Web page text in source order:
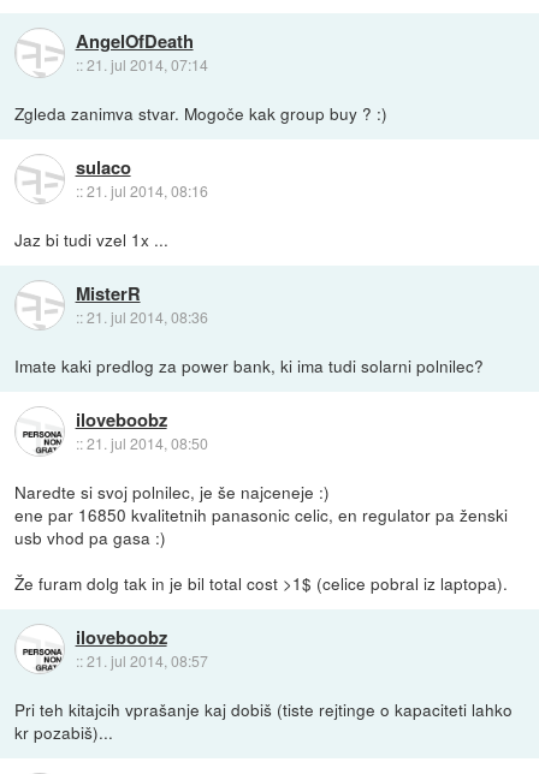
AngelOfDeath
::21. jul 2014, 07:14
Zgleda zanimva stvar. Mogoče kak group buy ? :)
sulaco
::21. jul 2014, 08:16
Jaz bi tudi vzel 1x ...
MisterR
::21. jul 2014, 08:36
Imate kaki predlog za power bank, ki ima tudi solarni polnilec?
iloveboobz
::21. jul 2014, 08:50
Naredte si svoj polnilec, je še najceneje :)
ene par 16850 kvalitetnih panasonic celic, en regulator pa ženski
usb vhod pa gasa :)
Že furam dolg tak in je bil total cost >1$ (celice pobral iz laptopa).
iloveboobz
::21. jul 2014, 08:57
Pri teh kitajcih vprašanje kaj dobiš (tiste rejtinge o kapaciteti lahko
kr pozabiš)...